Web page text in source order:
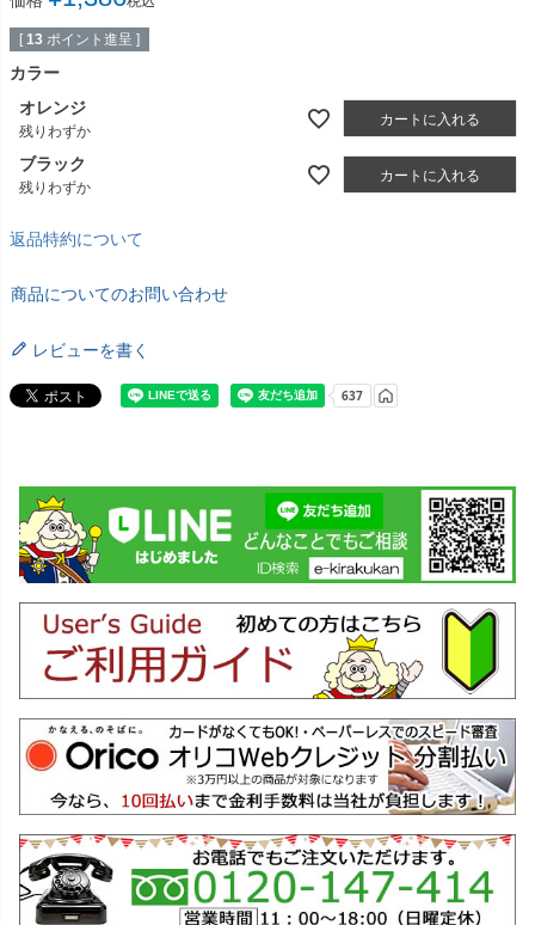
[ 13 ポイント進呈 ]
カラー
オレンジ
残りわずか
カートに入れる
ブラック
残りわずか
カートに入れる
返品特約について
商品についてのお問い合わせ
レビューを書く